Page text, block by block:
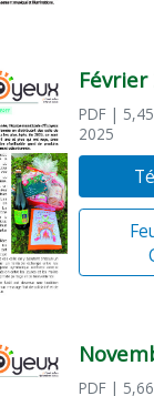
Février
PDF |
2025
PDF |